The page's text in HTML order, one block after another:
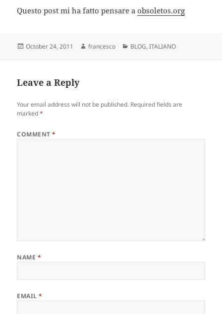
Questo post mi ha fatto pensare aobsoletos.org
Posted
October 24, 2011 Author
francesco Categories
BLOG,ITALIANO
Leave a Reply
Your email address will not be published. Required fields are
marked*
COMMENT*
NAME *
EMAIL*